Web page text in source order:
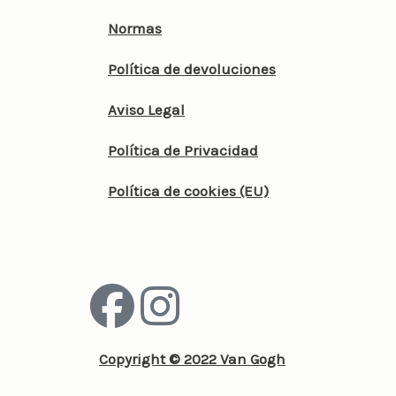
Normas
Política de devoluciones
Aviso Legal
Política de Privacidad
Política de cookies (EU)
F
a
I
n
Copyright © 2022 Van Gogh